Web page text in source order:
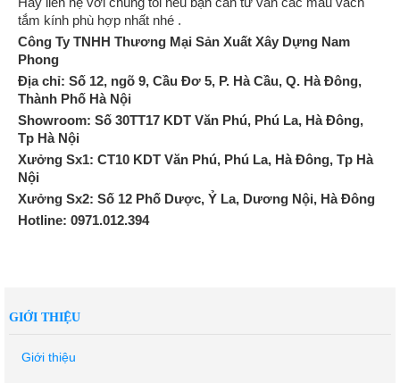
tắm kính phù hợp nhất nhé .
Công Ty TNHH Thương Mại Sản Xuất Xây Dựng Nam
Phong
Địa chỉ: Số 12, ngõ 9, Cầu Đơ 5, P. Hà Cầu, Q. Hà Đông,
Thành Phố Hà Nội
Showroom: Số 30TT17 KDT Văn Phú, Phú La, Hà Đông,
Tp Hà Nội
Xưởng Sx1: CT10 KDT Văn Phú, Phú La, Hà Đông, Tp Hà
Nội
Xưởng Sx2: Số 12 Phố Dược, Ỷ La, Dương Nội, Hà Đông
Hotline: 0971.012.394
GIỚI THIỆU
Giới thiệu